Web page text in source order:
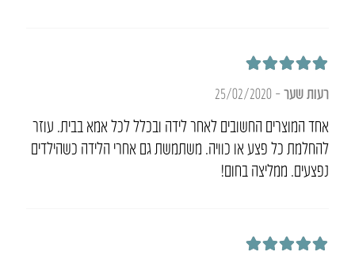
רעות שער–
25/02/2020
אחד המוצרים החשובים לאחר לידה ובכלל לכל אמא בבית. עוזר
להחלמת כל פצע או כוויה. משתמשת גם אחרי הלידה כשהילדים
נפצעים. ממליצה בחום!